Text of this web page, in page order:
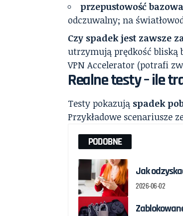
przepustowość bazowa
odczuwalny; na
Czy spadek jest zawsze
utrzymują prędkość bliską
VPN Accelerator (potrafi
Realne testy – ile
Testy pokazują spadek
Przykładowe scenariusze
PODOBNE
Jak
2026-06-02